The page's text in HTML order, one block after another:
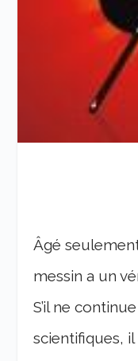
Âgé
messin a un
S’il ne
scientifiques, il